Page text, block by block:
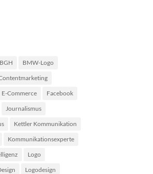
BGH
BMW-Logo
E-Commerce
Facebook
Journalismus
Kettler Kommunikation
Kommunikationsexperte
Logo
Logodesign